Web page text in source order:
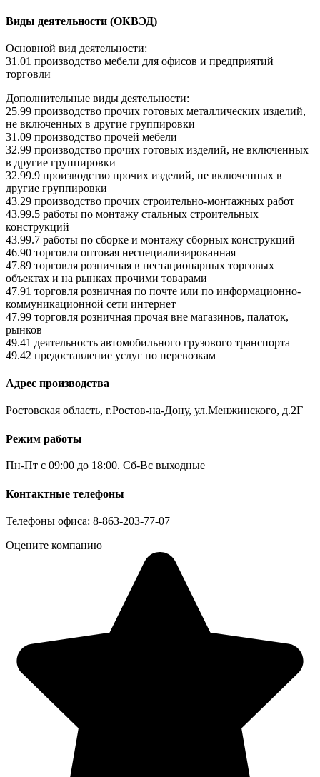
Виды деятельности (ОКВЭД)
Основной вид деятельности:
31.01 производство мебели для офисов и предприятий
торговли
Дополнительные виды деятельности:
25.99 производство прочих готовых металлических изделий,
не включенных в другие группировки
31.09 производство прочей мебели
32.99 производство прочих готовых изделий, не включенных
в другие группировки
32.99.9 производство прочих изделий, не включенных в
другие группировки
43.29 производство прочих строительно-монтажных работ
43.99.5 работы по монтажу стальных строительных
конструкций
43.99.7 работы по сборке и монтажу сборных конструкций
46.90 торговля оптовая неспециализированная
47.89 торговля розничная в нестационарных торговых
объектах и на рынках прочими товарами
47.91 торговля розничная по почте или по информационно-
коммуникационной сети интернет
47.99 торговля розничная прочая вне магазинов, палаток,
рынков
49.41 деятельность автомобильного грузового транспорта
49.42 предоставление услуг по перевозкам
Адрес производства
Ростовская область, г.Ростов-на-Дону, ул.Менжинского, д.2Г
Режим работы
Пн-Пт с 09:00 до 18:00. Сб-Вс выходные
Контактные телефоны
Телефоны офиса: 8-863-203-77-07
Оцените компанию